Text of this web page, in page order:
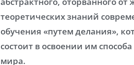
теоретических знаний
обучения «путем делания»,
состоит в освоении им
мира.